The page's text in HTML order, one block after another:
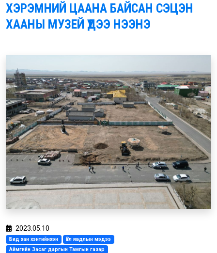
ХЭРЭМНИЙ ЦААНА БАЙСАН СЭЦЭН
ХААНЫ МУЗЕЙ ҮҮДЭЭ НЭЭНЭ
2023.05.10
Бид хан хэнтийнхэн
Үйл явдлын мэдээ
Аймгийн Засаг даргын Тамгын газар